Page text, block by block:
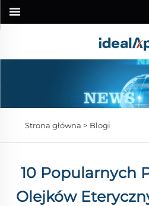
Strona główna > Blogi
10 Popularnych
Olejków